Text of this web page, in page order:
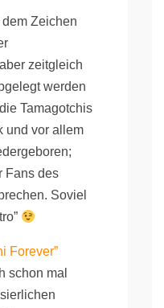
Zeichen
zeitgleich
werden
Tamagotchis
und vor allem
Fans des
Soviel
Forever”
schon mal